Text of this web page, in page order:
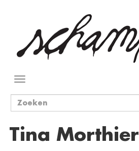
inhoud
Navigatie
Zoekveld
Tina Morthier